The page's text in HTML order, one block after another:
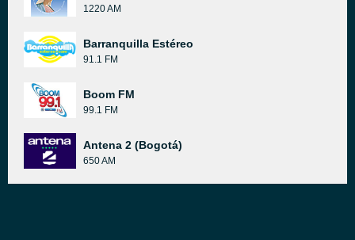
1220 AM
Barranquilla Estéreo
91.1 FM
Boom FM
99.1 FM
Antena 2 (Bogotá)
650 AM